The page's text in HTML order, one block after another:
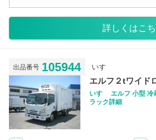
詳しくはこ
出品番号 105944 いすゞ
エルフ２tワイド
いすゞ エルフ 小型
ラック詳細